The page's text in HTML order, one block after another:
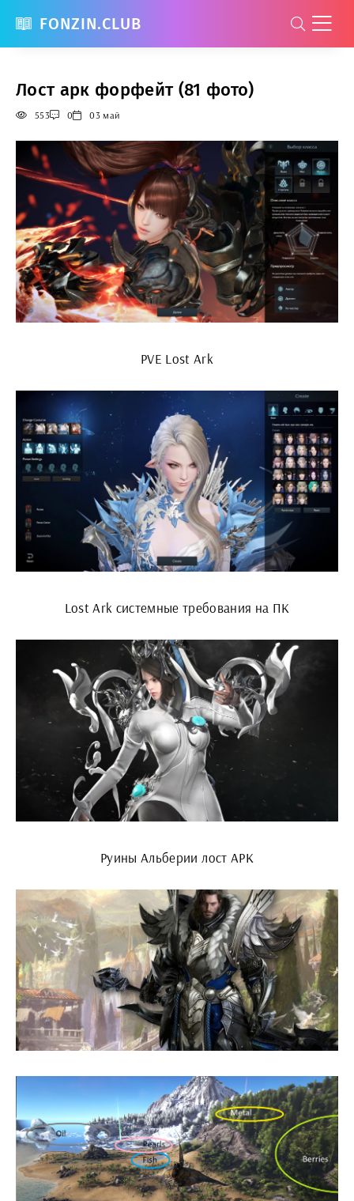
FONZIN.CLUB
Лост арк форфейт (81 фото)
553 0 03 май
PVE Lost Ark
Lost Ark системные требования на ПК
Руины Альберии лост АРК